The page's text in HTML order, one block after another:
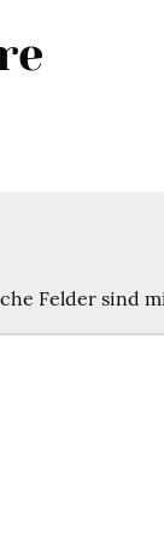
Felder sind